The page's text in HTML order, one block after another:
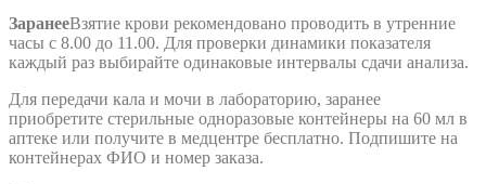
ЗаранееВзятие крови рекомендовано проводить в утренние
часы с 8.00 до 11.00. Для проверки динамики показателя
каждый раз выбирайте одинаковые интервалы сдачи анализа.
Для передачи кала и мочи в лабораторию, заранее
приобретите стерильные одноразовые контейнеры на 60 мл в
аптеке или получите в медцентре бесплатно. Подпишите на
контейнерах ФИО и номер заказа.